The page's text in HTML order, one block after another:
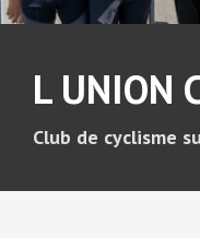
e
i
L UNION
Club de cyclisme